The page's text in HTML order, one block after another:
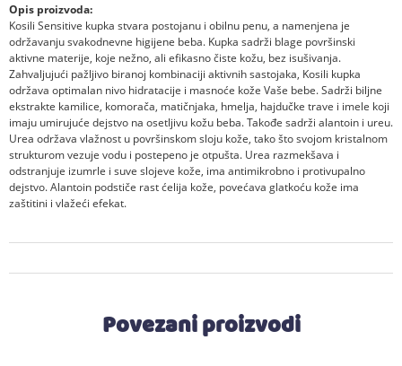
Opis proizvoda:
Kosili Sensitive kupka stvara postojanu i obilnu penu, a namenjena je
održavanju svakodnevne higijene beba. Kupka sadrži blage površinski
aktivne materije, koje nežno, ali efikasno čiste kožu, bez isušivanja.
Zahvaljujući pažljivo biranoj kombinaciji aktivnih sastojaka, Kosili kupka
održava optimalan nivo hidratacije i masnoće kože Vaše bebe. Sadrži biljne
ekstrakte kamilice, komorača, matičnjaka, hmelja, hajdučke trave i imele koji
imaju umirujuće dejstvo na osetljivu kožu beba. Takođe sadrži alantoin i ureu.
Urea održava vlažnost u površinskom sloju kože, tako što svojom kristalnom
strukturom vezuje vodu i postepeno je otpušta. Urea razmekšava i
odstranjuje izumrle i suve slojeve kože, ima antimikrobno i protivupalno
dejstvo. Alantoin podstiče rast ćelija kože, povećava glatkoću kože ima
zaštitini i vlažeći efekat.
Povezani proizvodi